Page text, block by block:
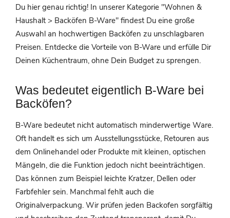
Du hier genau richtig! In unserer Kategorie "Wohnen &
Haushalt > Backöfen B-Ware" findest Du eine große
Auswahl an hochwertigen Backöfen zu unschlagbaren
Preisen. Entdecke die Vorteile von B-Ware und erfülle Dir
Deinen Küchentraum, ohne Dein Budget zu sprengen.
Was bedeutet eigentlich B-Ware bei
Backöfen?
B-Ware bedeutet nicht automatisch minderwertige Ware.
Oft handelt es sich um Ausstellungsstücke, Retouren aus
dem Onlinehandel oder Produkte mit kleinen, optischen
Mängeln, die die Funktion jedoch nicht beeinträchtigen.
Das können zum Beispiel leichte Kratzer, Dellen oder
Farbfehler sein. Manchmal fehlt auch die
Originalverpackung. Wir prüfen jeden Backofen sorgfältig